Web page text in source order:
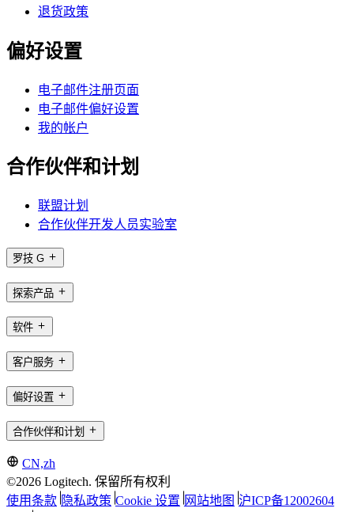
退货政策
偏好设置
电子邮件注册页面
电子邮件偏好设置
我的帐户
合作伙伴和计划
联盟计划
合作伙伴开发人员实验室
罗技 G
探索产品
软件
客户服务
偏好设置
合作伙伴和计划
CN,zh
©2026 Logitech. 保留所有权利
使用条款 隐私政策 Cookie 设置 网站地图 沪ICP备12002604